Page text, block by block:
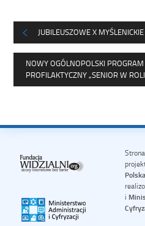
JUBILEUSZOWE X
NOWY OGÓLNOPOLSKI
PROFILAKTYCZNY „SENIOR W
i